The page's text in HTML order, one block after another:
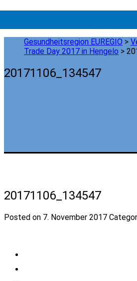
Gesundheitsregion EUREGIO >
Trade Day 2017 in Hengelo >
20171106_134547
20171106_134547
Posted on 7. November 2017